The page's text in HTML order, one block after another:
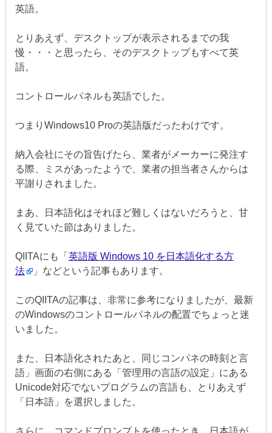
英語。
とりあえず、デスクトップが表示されるまでの我
慢・・・と思ったら、そのデスクトップもすべて英
語。
コントロールパネルも英語でした。
つまりWindows10 Proの英語版だったわけです。
納入会社にその旨告げたら、業者がメーカーに発注す
る際、ミスがあったようで、業者の担当者さんからは
平謝りされました。
まあ、日本語化はそれほど難しくはないだろうと、甘
く見ていた節はありました。
QIITAにも「 英語版 Windows 10 を日本語化する方
法
」などという記事もあります。
このQIITAの記事は、非常に参考になりましたが、最新
のWindowsのコントロールパネルの配置でちょっと迷
いました。
また、日本語化されたあと、同じコンパネの時刻と言
語」画面の右側にある「管理用の言語の設定」にある
Unicode対応でないプログラムの言語も、とりあえず
「日本語」を選択しました。
さらに、コマンドプロンプトを使ったとき、日本語が